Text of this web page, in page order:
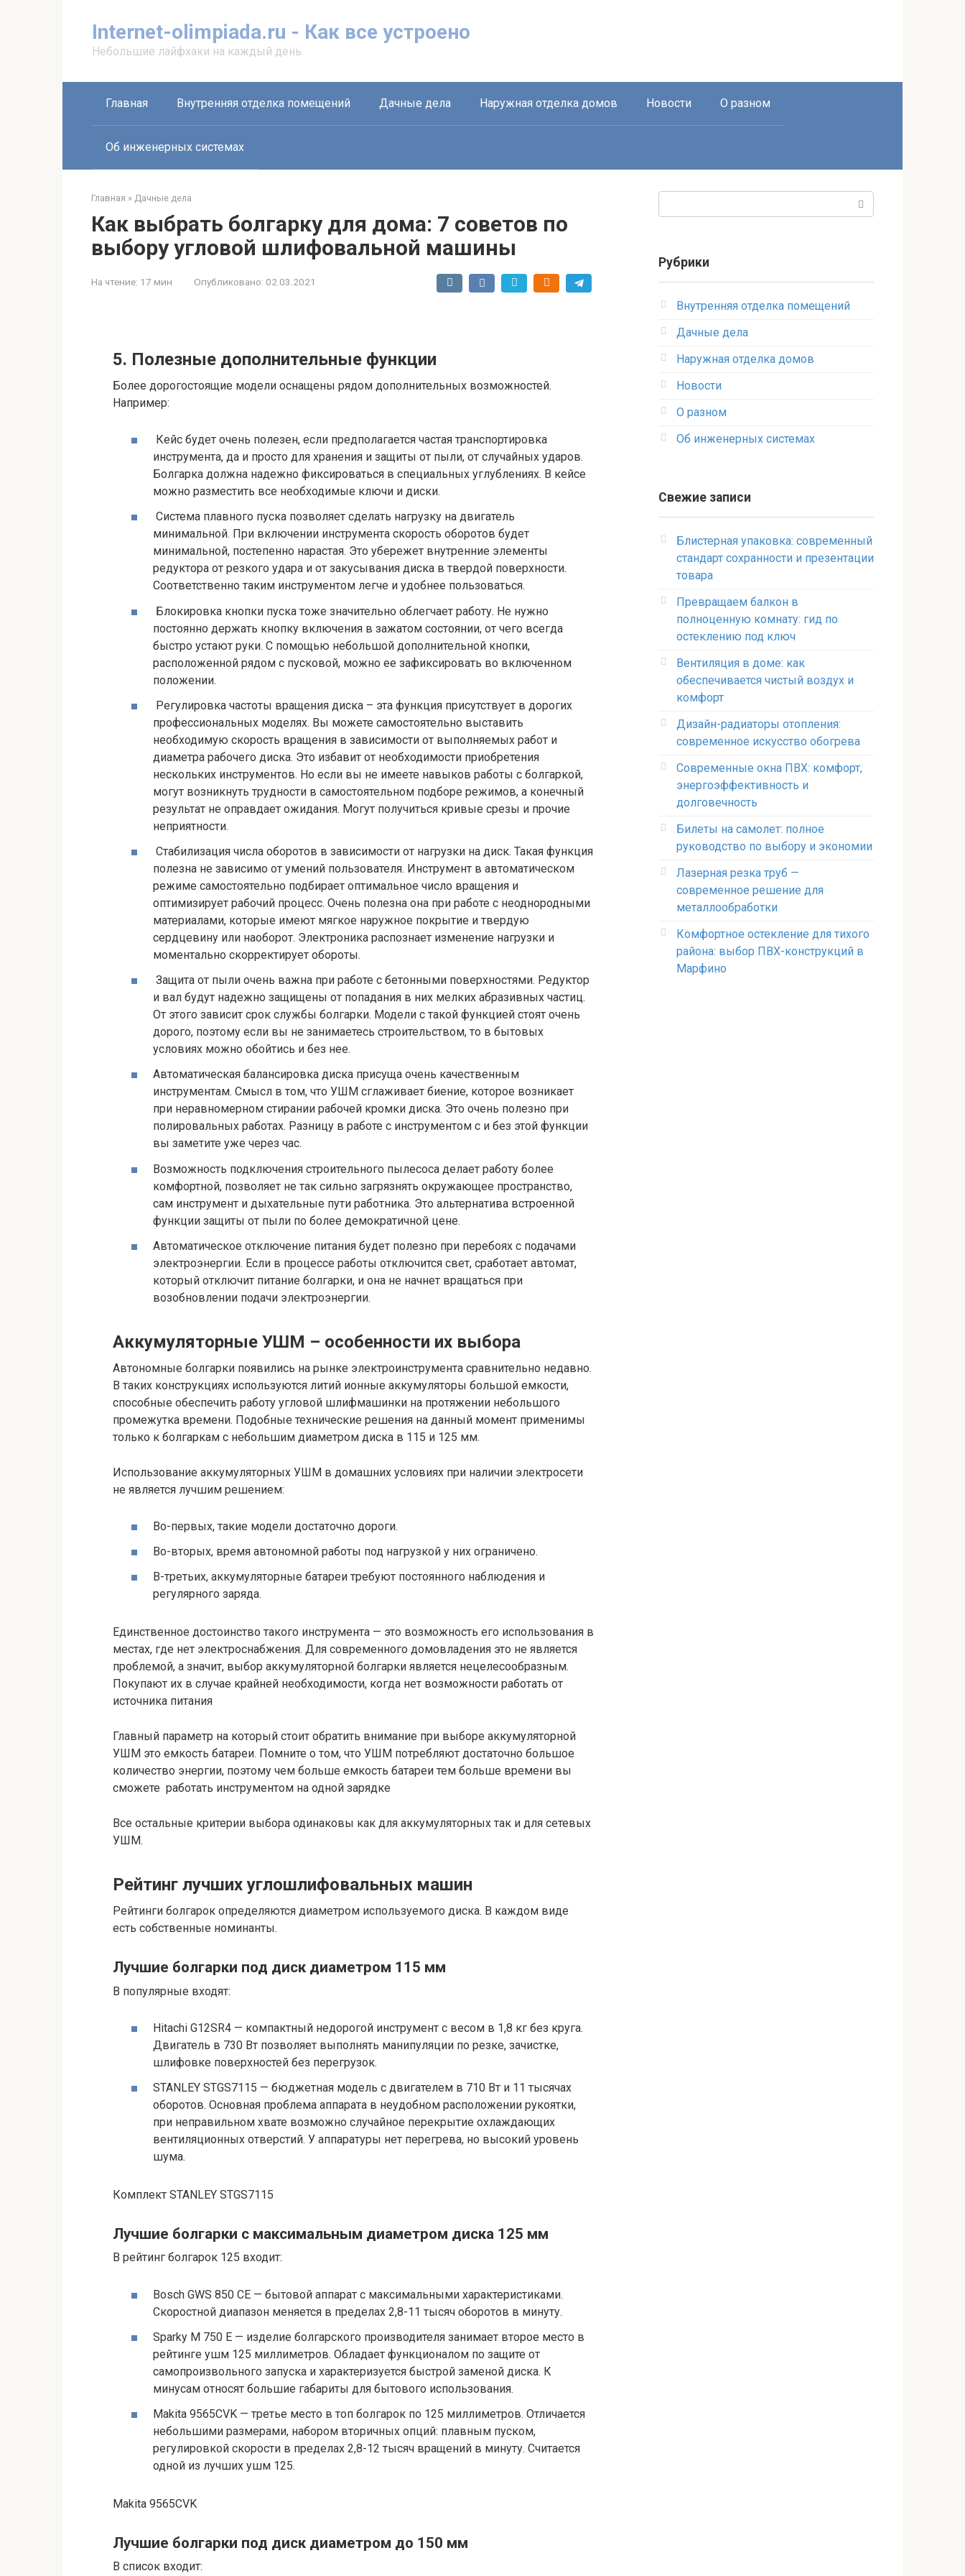
Internet-olimpiada.ru - Как все устроено
Небольшие лайфхаки на каждый день
Главная Внутренняя отделка помещений Дачные дела Наружная отделка домов Новости О разном
Об инженерных системах
Главная » Дачные дела
Как выбрать болгарку для дома: 7 советов по
выбору угловой шлифовальной машины
На чтение: 17 мин Опубликовано: 02.03.2021
5. Полезные дополнительные функции
Более дорогостоящие модели оснащены рядом дополнительных возможностей.
Например:
Кейс будет очень полезен, если предполагается частая транспортировка
инструмента, да и просто для хранения и защиты от пыли, от случайных ударов.
Болгарка должна надежно фиксироваться в специальных углублениях. В кейсе
можно разместить все необходимые ключи и диски.
Система плавного пуска позволяет сделать нагрузку на двигатель
минимальной. При включении инструмента скорость оборотов будет
минимальной, постепенно нарастая. Это убережет внутренние элементы
редуктора от резкого удара и от закусывания диска в твердой поверхности.
Соответственно таким инструментом легче и удобнее пользоваться.
Блокировка кнопки пуска тоже значительно облегчает работу. Не нужно
постоянно держать кнопку включения в зажатом состоянии, от чего всегда
быстро устают руки. С помощью небольшой дополнительной кнопки,
расположенной рядом с пусковой, можно ее зафиксировать во включенном
положении.
Регулировка частоты вращения диска – эта функция присутствует в дорогих
профессиональных моделях. Вы можете самостоятельно выставить
необходимую скорость вращения в зависимости от выполняемых работ и
диаметра рабочего диска. Это избавит от необходимости приобретения
нескольких инструментов. Но если вы не имеете навыков работы с болгаркой,
могут возникнуть трудности в самостоятельном подборе режимов, а конечный
результат не оправдает ожидания. Могут получиться кривые срезы и прочие
неприятности.
Стабилизация числа оборотов в зависимости от нагрузки на диск. Такая функция
полезна не зависимо от умений пользователя. Инструмент в автоматическом
режиме самостоятельно подбирает оптимальное число вращения и
оптимизирует рабочий процесс. Очень полезна она при работе с неоднородными
материалами, которые имеют мягкое наружное покрытие и твердую
сердцевину или наоборот. Электроника распознает изменение нагрузки и
моментально скорректирует обороты.
Защита от пыли очень важна при работе с бетонными поверхностями. Редуктор
и вал будут надежно защищены от попадания в них мелких абразивных частиц.
От этого зависит срок службы болгарки. Модели с такой функцией стоят очень
дорого, поэтому если вы не занимаетесь строительством, то в бытовых
условиях можно обойтись и без нее.
Автоматическая балансировка диска присуща очень качественным
инструментам. Смысл в том, что УШМ сглаживает биение, которое возникает
при неравномерном стирании рабочей кромки диска. Это очень полезно при
полировальных работах. Разницу в работе с инструментом с и без этой функции
вы заметите уже через час.
Возможность подключения строительного пылесоса делает работу более
комфортной, позволяет не так сильно загрязнять окружающее пространство,
сам инструмент и дыхательные пути работника. Это альтернатива встроенной
функции защиты от пыли по более демократичной цене.
Автоматическое отключение питания будет полезно при перебоях с подачами
электроэнергии. Если в процессе работы отключится свет, сработает автомат,
который отключит питание болгарки, и она не начнет вращаться при
возобновлении подачи электроэнергии.
Аккумуляторные УШМ – особенности их выбора
Автономные болгарки появились на рынке электроинструмента сравнительно недавно.
В таких конструкциях используются литий ионные аккумуляторы большой емкости,
способные обеспечить работу угловой шлифмашинки на протяжении небольшого
промежутка времени. Подобные технические решения на данный момент применимы
только к болгаркам с небольшим диаметром диска в 115 и 125 мм.
Использование аккумуляторных УШМ в домашних условиях при наличии электросети
не является лучшим решением:
Во-первых, такие модели достаточно дороги.
Во-вторых, время автономной работы под нагрузкой у них ограничено.
В-третьих, аккумуляторные батареи требуют постоянного наблюдения и
регулярного заряда.
Единственное достоинство такого инструмента — это возможность его использования в
местах, где нет электроснабжения. Для современного домовладения это не является
проблемой, а значит, выбор аккумуляторной болгарки является нецелесообразным.
Покупают их в случае крайней необходимости, когда нет возможности работать от
источника питания
Главный параметр на который стоит обратить внимание при выборе аккумуляторной
УШМ это емкость батареи. Помните о том, что УШМ потребляют достаточно большое
количество энергии, поэтому чем больше емкость батареи тем больше времени вы
сможете работать инструментом на одной зарядке
Все остальные критерии выбора одинаковы как для аккумуляторных так и для сетевых
УШМ.
Рейтинг лучших углошлифовальных машин
Рейтинги болгарок определяются диаметром используемого диска. В каждом виде
есть собственные номинанты.
Лучшие болгарки под диск диаметром 115 мм
В популярные входят:
Hitachi G12SR4 — компактный недорогой инструмент с весом в 1,8 кг без круга.
Двигатель в 730 Вт позволяет выполнять манипуляции по резке, зачистке,
шлифовке поверхностей без перегрузок.
STANLEY STGS7115 — бюджетная модель с двигателем в 710 Вт и 11 тысячах
оборотов. Основная проблема аппарата в неудобном расположении рукоятки,
при неправильном хвате возможно случайное перекрытие охлаждающих
вентиляционных отверстий. У аппаратуры нет перегрева, но высокий уровень
шума.
Комплект STANLEY STGS7115
Лучшие болгарки с максимальным диаметром диска 125 мм
В рейтинг болгарок 125 входит:
Bosch GWS 850 CE — бытовой аппарат с максимальными характеристиками.
Скоростной диапазон меняется в пределах 2,8-11 тысяч оборотов в минуту.
Sparky М 750 Е — изделие болгарского производителя занимает второе место в
рейтинге ушм 125 миллиметров. Обладает функционалом по защите от
самопроизвольного запуска и характеризуется быстрой заменой диска. К
минусам относят большие габариты для бытового использования.
Makita 9565CVK — третье место в топ болгарок по 125 миллиметров. Отличается
небольшими размерами, набором вторичных опций: плавным пуском,
регулировкой скорости в пределах 2,8-12 тысяч вращений в минуту. Считается
одной из лучших ушм 125.
Makita 9565CVK
Лучшие болгарки под диск диаметром до 150 мм
В список входит:
Рубрики
Внутренняя отделка помещений
Дачные дела
Наружная отделка домов
Новости
О разном
Об инженерных системах
Свежие записи
Блистерная упаковка: современный
стандарт сохранности и презентации
товара
Превращаем балкон в
полноценную комнату: гид по
остеклению под ключ
Вентиляция в доме: как
обеспечивается чистый воздух и
комфорт
Дизайн-радиаторы отопления:
современное искусство обогрева
Современные окна ПВХ: комфорт,
энергоэффективность и
долговечность
Билеты на самолет: полное
руководство по выбору и экономии
Лазерная резка труб —
современное решение для
металлообработки
Комфортное остекление для тихого
района: выбор ПВХ-конструкций в
Марфино